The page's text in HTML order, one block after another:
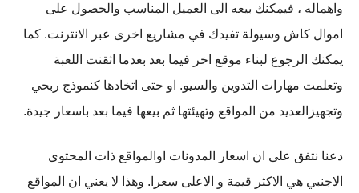
واهماله ، فيمكنك بيعه الى العميل المناسب والحصول على
اموال كاش وسيولة تفيدك في مشاريع اخرى عبر الانترنت. كما
يمكنك الرجوع لبناء موقع اخر فيما بعد بعدما اثقنت اللعبة
وتعلمت مهارات التدوين والسيو. او حتى اتخادها كنموذج ربحي
وتجهيزالعديد من المواقع وتهيئتها ثم بيعها فيما بعد باسعار جيدة.
دعنا نتفق على ان اسعار المدونات اوالمواقع ذات المحتوى
الاجنبي هي الاكثر قيمة و الاعلى سعرا. وهذا لا يعني ان المواقع